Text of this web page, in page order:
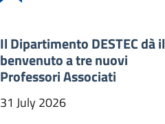
Il Dipartimento DESTEC dà il
benvenuto a tre nuovi
Professori Associati
31 July 2026